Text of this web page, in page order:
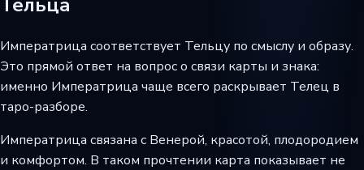
Императрица соответствует Тельцу по смыслу и образу.
Это прямой ответ на вопрос о связи карты и знака:
именно Императрица чаще всего раскрывает Телец в
таро-разборе.
Императрица связана с Венерой, красотой, плодородием
и комфортом. В таком прочтении карта показывает не